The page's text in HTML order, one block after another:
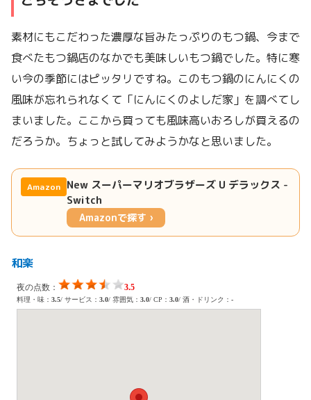
素材にもこだわった濃厚な旨みたっぷりのもつ鍋、今まで
食べたもつ鍋店のなかでも美味しいもつ鍋でした。特に寒
い今の季節にはピッタリですね。このもつ鍋のにんにくの
風味が忘れられなくて「にんにくのよしだ家」を調べてし
まいました。ここから買っても風味高いおろしが買えるの
だろうか。ちょっと試してみようかなと思いました。
Amazon New スーパーマリオブラザーズ U デラックス -
Switch
Amazonで探す ›
和楽